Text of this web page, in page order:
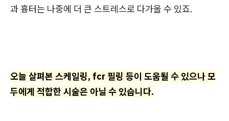
과 흉터는 나중에 더 큰 스트레스로 다가올 수 있죠.
오늘 살펴본 스케일링, fcr 필링 등이 도움될 수 있으나 모
두에게 적합한 시술은 아닐 수 있습니다.